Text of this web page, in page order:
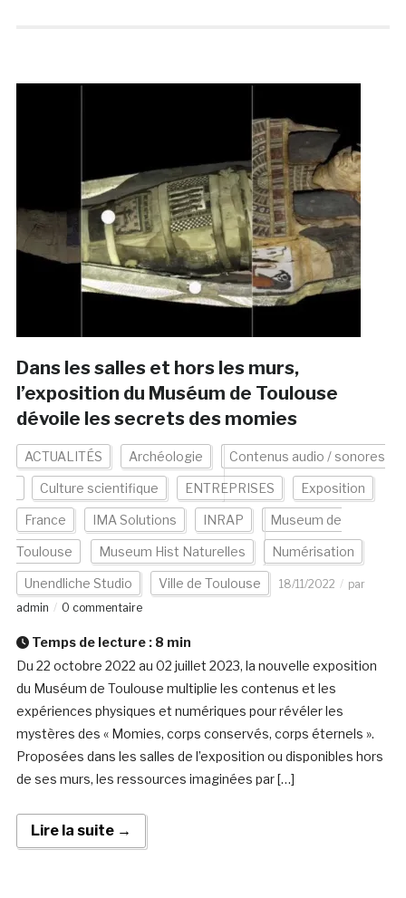
Dans les salles et hors les murs,
l’exposition du Muséum de Toulouse
dévoile les secrets des momies
ACTUALITÉS Archéologie Contenus audio / sonores
Culture scientifique ENTREPRISES Exposition
France IMA Solutions INRAP Museum de
Toulouse Museum Hist Naturelles Numérisation
Unendliche Studio Ville de Toulouse 18/11/2022
par
admin
0 commentaire
Temps de lecture : 8 min
Du 22 octobre 2022 au 02 juillet 2023, la nouvelle exposition
du Muséum de Toulouse multiplie les contenus et les
expériences physiques et numériques pour révéler les
mystères des « Momies, corps conservés, corps éternels ».
Proposées dans les salles de l’exposition ou disponibles hors
de ses murs, les ressources imaginées par […]
Lire la suite →